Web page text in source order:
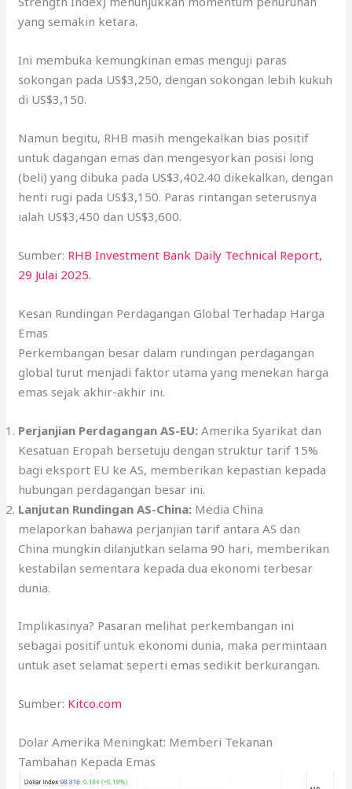
yang semakin ketara.
Ini membuka kemungkinan emas menguji paras
sokongan pada US$3,250, dengan sokongan lebih kukuh
di US$3,150.
Namun begitu, RHB masih mengekalkan bias positif
untuk dagangan emas dan mengesyorkan posisi long
(beli) yang dibuka pada US$3,402.40 dikekalkan, dengan
henti rugi pada US$3,150. Paras rintangan seterusnya
ialah US$3,450 dan US$3,600.
Sumber: RHB Investment Bank Daily Technical Report,
29 Julai 2025.
Kesan Rundingan Perdagangan Global Terhadap Harga
Emas
Perkembangan besar dalam rundingan perdagangan
global turut menjadi faktor utama yang menekan harga
emas sejak akhir-akhir ini.
Perjanjian Perdagangan AS-EU: Amerika Syarikat dan
Kesatuan Eropah bersetuju dengan struktur tarif 15%
bagi eksport EU ke AS, memberikan kepastian kepada
hubungan perdagangan besar ini.
Lanjutan Rundingan AS-China: Media China
melaporkan bahawa perjanjian tarif antara AS dan
China mungkin dilanjutkan selama 90 hari, memberikan
kestabilan sementara kepada dua ekonomi terbesar
dunia.
Implikasinya? Pasaran melihat perkembangan ini
sebagai positif untuk ekonomi dunia, maka permintaan
untuk aset selamat seperti emas sedikit berkurangan.
Sumber: Kitco.com
Dolar Amerika Meningkat: Memberi Tekanan
Tambahan Kepada Emas